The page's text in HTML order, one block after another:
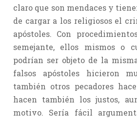
claro que son mendaces y
de cargar a los religiosos el
apóstoles. Con
semejante, ellos mismos o
podrían ser objeto de la
falsos apóstoles hicieron
también otros pecadores
hacen también los justos,
motivo. Sería fácil